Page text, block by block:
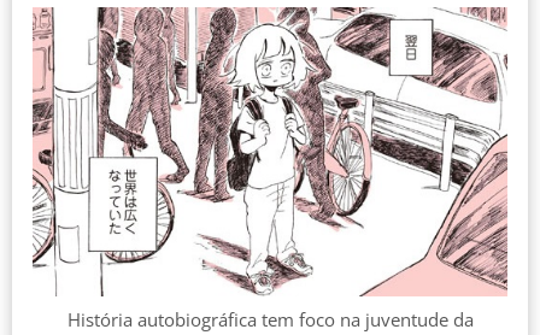
História autobiográfica tem foco na juventude da